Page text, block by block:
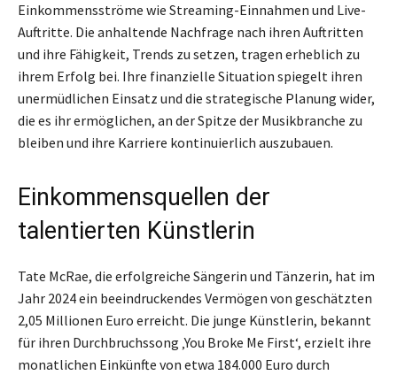
Einkommensströme wie Streaming-Einnahmen und Live-
Auftritte. Die anhaltende Nachfrage nach ihren Auftritten
und ihre Fähigkeit, Trends zu setzen, tragen erheblich zu
ihrem Erfolg bei. Ihre finanzielle Situation spiegelt ihren
unermüdlichen Einsatz und die strategische Planung wider,
die es ihr ermöglichen, an der Spitze der Musikbranche zu
bleiben und ihre Karriere kontinuierlich auszubauen.
Einkommensquellen der
talentierten Künstlerin
Tate McRae, die erfolgreiche Sängerin und Tänzerin, hat im
Jahr 2024 ein beeindruckendes Vermögen von geschätzten
2,05 Millionen Euro erreicht. Die junge Künstlerin, bekannt
für ihren Durchbruchssong ‚You Broke Me First‘, erzielt ihre
monatlichen Einkünfte von etwa 184.000 Euro durch